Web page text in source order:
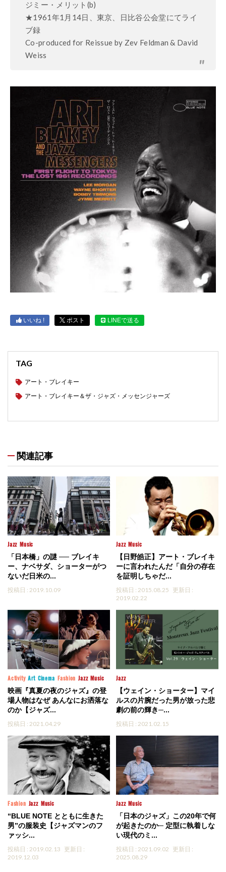
ジミー・メリット(b)
★1961年1月14日、東京、日比谷公会堂にてライ
ブ録
Co-produced for Reissue by Zev Feldman & David
Weiss
いいね ! ポスト LINEで送る
TAG
アート・ブレイキー
アート・ブレイキー＆ザ・ジャズ・メッセンジャーズ
関連記事
Jazz Music
「日本橋」の謎 ── ブレイキ
ー、ナベサダ、ショーターがつ
ないだ日米の...
投稿日 : 2019.10.09
Jazz Music
【日野皓正】アート・ブレイキ
ーに言われたんだ「自分の存在
を証明しちゃだ...
投稿日 : 2015.08.25 更新日 :
2019.02.22
Activity Art Cinema Fashion Jazz Music
映画『真夏の夜のジャズ』の登
場人物はなぜ あんなにお洒落な
のか【ジャズ...
投稿日 : 2021.04.29
Jazz
【ウェイン・ショーター】マイ
ルスの片腕だった男が放った悲
劇の前の輝き─...
投稿日 : 2021.02.15
Fashion Jazz Music
“BLUE NOTE とともに生きた
男”の服装史【ジャズマンのフ
ァッシ...
投稿日 : 2019.02.13 更新日 :
2019.12.03
Jazz Music
「日本のジャズ」この20年で何
が起きたのか─ 定型に執着しな
い現代のミ...
投稿日 : 2021.09.02 更新日 :
2025.08.29